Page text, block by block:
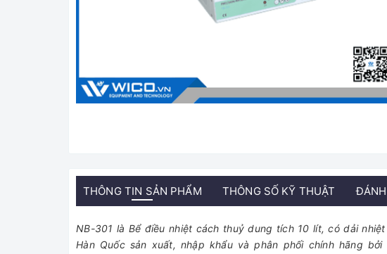
THÔNG TIN SẢN PHẨM THÔNG SỐ KỸ THUẬT
NB-301 là Bể điều nhiệt cách thuỷ dung tích 10 lít, có dải
Hàn Quốc sản xuất, nhập khẩu và phân phối chính hãng